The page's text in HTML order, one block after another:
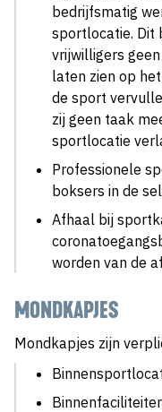
bedrijfsmatig
sportlocatie. Dit
vrijwilligers
laten zien op
de sport
zij geen taak
sportlocatie
Professionele
boksers in de
Afhaal bij
worden van de
MONDKAPJES
Mondkapjes zijn